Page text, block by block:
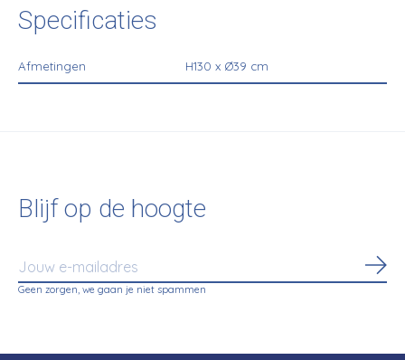
Specificaties
Afmetingen H130 x Ø39 cm
Blijf op de hoogte
Geen zorgen, we gaan je niet spammen